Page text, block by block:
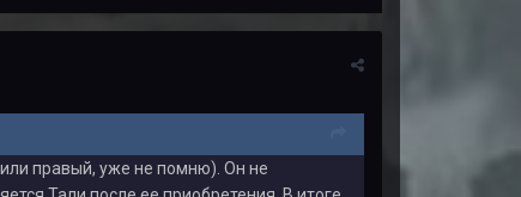
правый, уже не помню). Он не